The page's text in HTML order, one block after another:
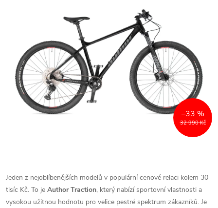
32 990 Kč
–33 %
Jeden z nejoblíbenějších modelů v populární cenové relaci kolem 30
tisíc Kč. To je Author Traction, který nabízí sportovní vlastnosti a
vysokou užitnou hodnotu pro velice pestré spektrum zákazníků. Je